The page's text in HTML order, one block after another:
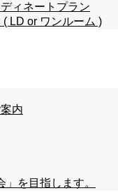
ィネートプラン
( LD or ワンルーム )
内
」を目指します。